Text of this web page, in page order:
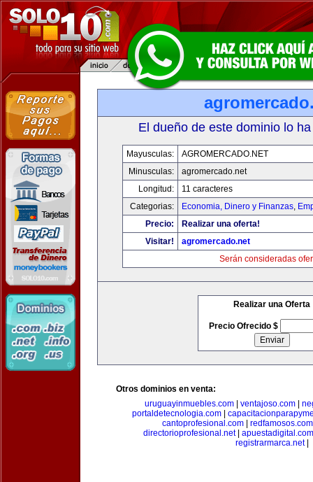
El dueño de este dominio lo
Mayusculas:
AGROMERCADO.NET
Minusculas:
agromercado.net
Longitud:
11 caracteres
Categorias:
Economia, Dinero y Finanzas,
Precio:
Realizar una oferta!
Visitar!
agromercado.net
Serán consideradas
Realizar una Oferta
Precio Ofrecido $
Otros dominios en venta:
uruguayinmuebles.com| ventajoso.com|
portaldetecnologia.com|
cantoprofesional.com
redfamosos.com
directorioprofesional.net| apuestadigital.com
registrarmarca.net|